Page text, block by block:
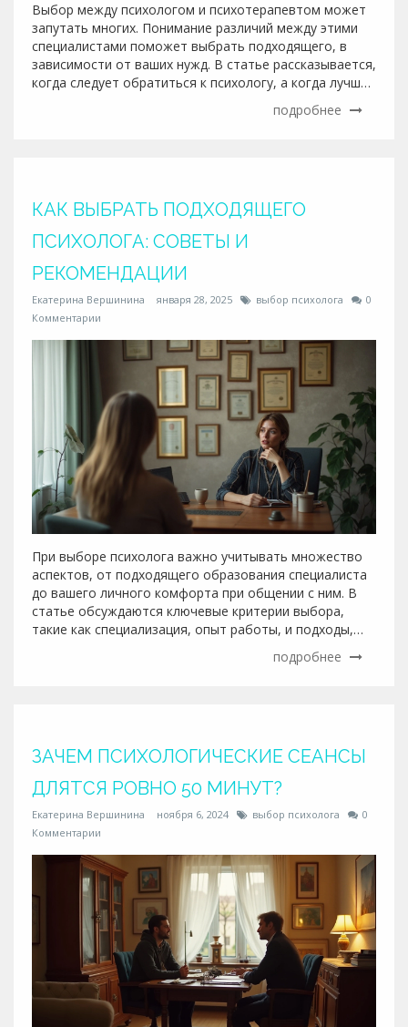
Выбор между психологом и психотерапевтом может
запутать многих. Понимание различий между этими
специалистами поможет выбрать подходящего, в
зависимости от ваших нужд. В статье рассказывается,
когда следует обратиться к психологу, а когда лучше
выбрать психотерапевта. Также приведены советы и
признаки, указывающие на необходимость
подробнее
КАК ВЫБРАТЬ ПОДХОДЯЩЕГО
ПСИХОЛОГА: СОВЕТЫ И
РЕКОМЕНДАЦИИ
Екатерина Вершинина января 28, 2025 выбор психолога
0
Комментарии
При выборе психолога важно учитывать множество
аспектов, от подходящего образования специалиста
до вашего личного комфорта при общении с ним. В
статье обсуждаются ключевые критерии выбора,
такие как специализация, опыт работы, и подходы,
используемые в терапии. Знание этих факторов
поможет вам найти профессионала, который сможет
подробнее
ЗАЧЕМ ПСИХОЛОГИЧЕСКИЕ СЕАНСЫ
ДЛЯТСЯ РОВНО 50 МИНУТ?
Екатерина Вершинина ноября 6, 2024 выбор психолога
0
Комментарии